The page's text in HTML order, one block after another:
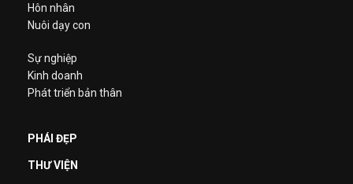
Hôn nhân
Nuôi dạy con
Sự nghiệp
Kinh doanh
Phát triển bản thân
PHÁI ĐẸP
THƯ VIỆN